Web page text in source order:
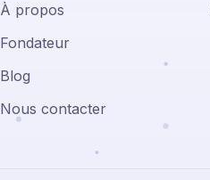
À propos
Fondateur
Blog
Nous contacter